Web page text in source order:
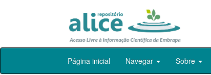
Skip
Página inicial Navegar Sobre